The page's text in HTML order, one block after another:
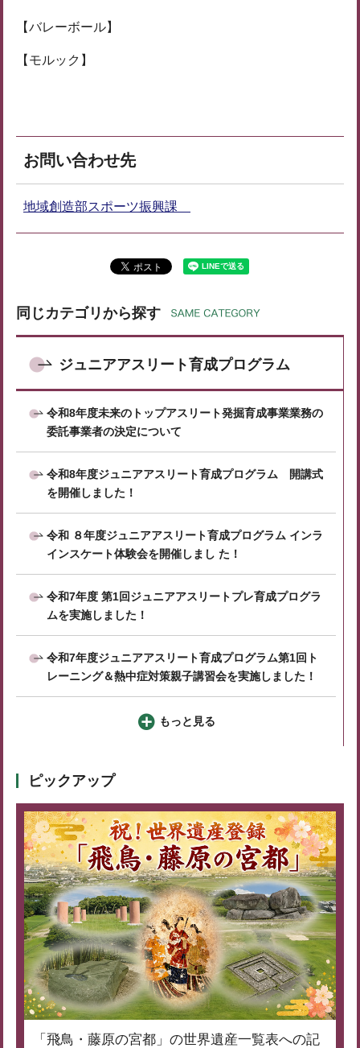
【バレーボール】
【モルック】
お問い合わせ先
地域創造部スポーツ振興課
同じカテゴリから探す
ジュニアアスリート育成プログラム
令和8年度未来のトップアスリート発掘育成事業業務の
委託事業者の決定について
令和8年度ジュニアアスリート育成プログラム 開講式
を開催しました！
令和 ８年度ジュニアアスリート育成プログラム インラ
インスケート体験会を開催しまし た！
令和7年度 第1回ジュニアアスリートプレ育成プログラ
ムを実施しました！
令和7年度ジュニアアスリート育成プログラム第1回ト
レーニング＆熱中症対策親子講習会を実施しました！
もっと見る
ピックアップ
「飛鳥・藤原の宮都」の世界遺産一覧表への記